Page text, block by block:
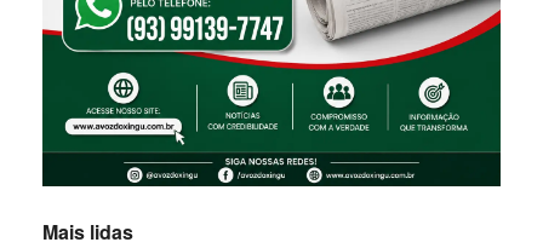
Mais lidas